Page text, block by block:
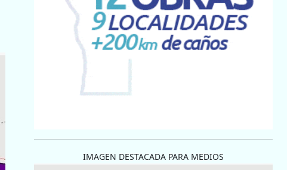
IMAGEN DESTACADA PARA MEDIOS